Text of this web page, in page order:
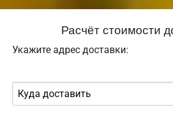
Расчёт стоимости
Укажите адрес доставки: